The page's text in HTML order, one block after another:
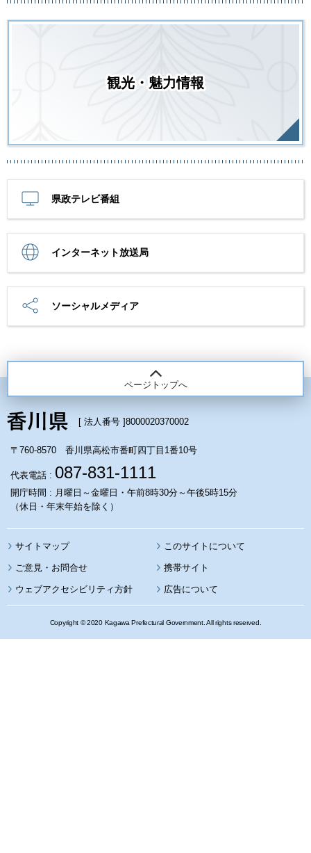
観光・魅力情報
県政テレビ番組
インターネット放送局
ソーシャルメディア
ページトップへ
[ 法人番号 ]8000020370002
〒760-8570 香川県高松市番町四丁目1番10号
代表電話 : 087-831-1111
開庁時間 : 月曜日～金曜日・午前8時30分～午後5時15分
（休日・年末年始を除く）
サイトマップ このサイトについて
携帯サイト
ウェブアクセシビリティ方針 広告について
Copyright © 2020 Kagawa Prefectural Government. All rights reserved.